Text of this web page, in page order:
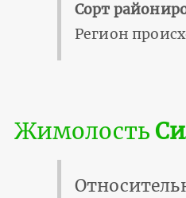
Сорт
Регион
Жимолость